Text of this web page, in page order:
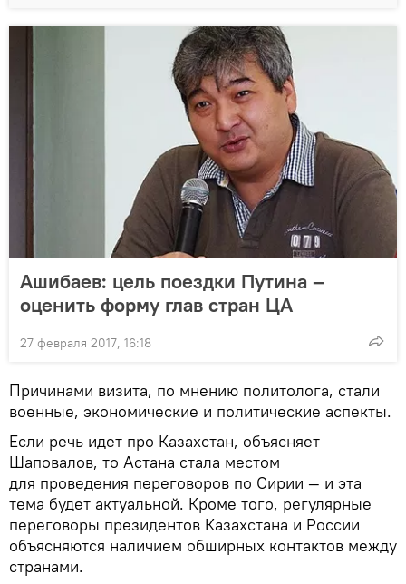
Ашибаев: цель поездки Путина –
оценить форму глав стран ЦА
27 февраля 2017, 16:18
Причинами визита, по мнению политолога, стали
военные, экономические и политические аспекты.
Если речь идет про Казахстан, объясняет
Шаповалов, то Астана стала местом
для проведения переговоров по Сирии — и эта
тема будет актуальной. Кроме того, регулярные
переговоры президентов Казахстана и России
объясняются наличием обширных контактов между
странами.